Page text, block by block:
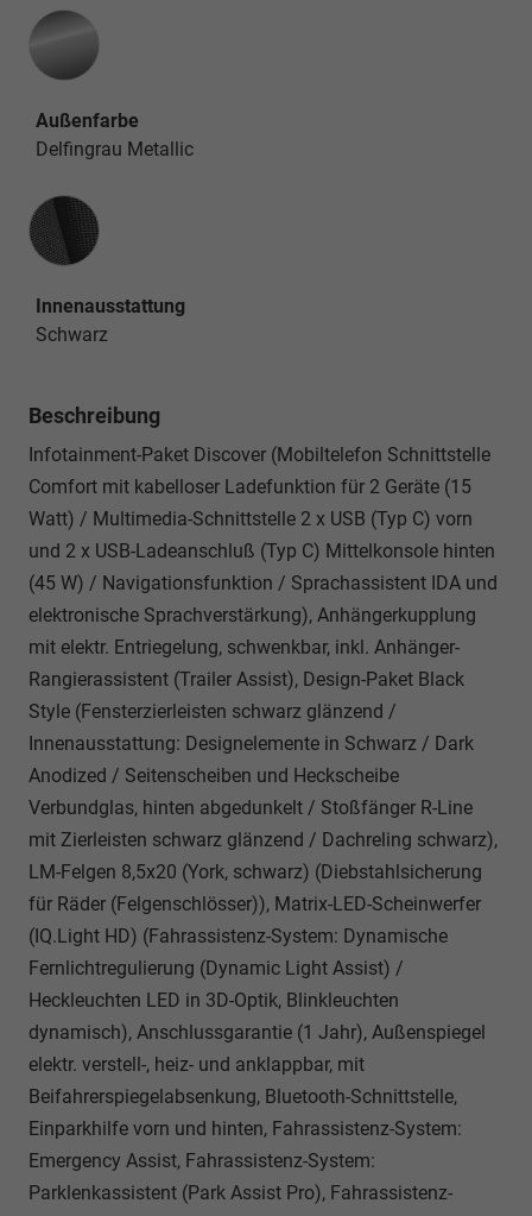
Außenfarbe
Delfingrau Metallic
Innenausstattung
Innenausstattung
Schwarz
Beschreibung
Infotainment-Paket Discover (Mobiltelefon Schnittstelle
Comfort mit kabelloser Ladefunktion für 2 Geräte (15
Watt) / Multimedia-Schnittstelle 2 x USB (Typ C) vorn
und 2 x USB-Ladeanschluß (Typ C) Mittelkonsole hinten
(45 W) / Navigationsfunktion / Sprachassistent IDA und
elektronische Sprachverstärkung), Anhängerkupplung
mit elektr. Entriegelung, schwenkbar, inkl. Anhänger-
Rangierassistent (Trailer Assist), Design-Paket Black
Style (Fensterzierleisten schwarz glänzend /
Innenausstattung: Designelemente in Schwarz / Dark
Anodized / Seitenscheiben und Heckscheibe
Verbundglas, hinten abgedunkelt / Stoßfänger R-Line
mit Zierleisten schwarz glänzend / Dachreling schwarz),
LM-Felgen 8,5x20 (York, schwarz) (Diebstahlsicherung
für Räder (Felgenschlösser)), Matrix-LED-Scheinwerfer
(IQ.Light HD) (Fahrassistenz-System: Dynamische
Fernlichtregulierung (Dynamic Light Assist) /
Heckleuchten LED in 3D-Optik, Blinkleuchten
dynamisch), Anschlussgarantie (1 Jahr), Außenspiegel
elektr. verstell-, heiz- und anklappbar, mit
Beifahrerspiegelabsenkung, Bluetooth-Schnittstelle,
Einparkhilfe vorn und hinten, Fahrassistenz-System:
Emergency Assist, Fahrassistenz-System:
Parklenkassistent (Park Assist Pro), Fahrassistenz-